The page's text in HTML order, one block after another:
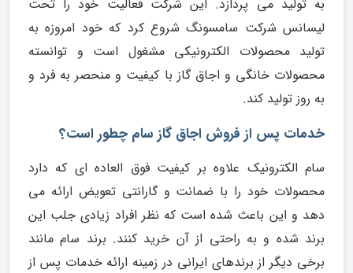
به تولید می پردازد. این شرکت فعالیت خود را تحت
لیسانس شرکت سامسونگ شروع کرد که خود امروزه به
تولید محصولات الکترونیکی مشغول است و توانسته
محصولات خانگی و اجاق گاز با کیفیت و منحصر به فرد و
به روز تولید کند.
خدمات پس از فروش اجاق گاز سام چطور است؟
سام الکترونیک علاوه بر کیفیت فوق العاده ای که دارد
محصولات خود را با ضمانت و گارانتی تعویض ارائه می
دهد و این باعث شده است که نظر افراد زیادی جلب این
برند شده و به راحتی از آن خرید کنند. برند سام مانند
برخی دیگر از برندهای ایرانی در زمینه ارائه خدمات پس از